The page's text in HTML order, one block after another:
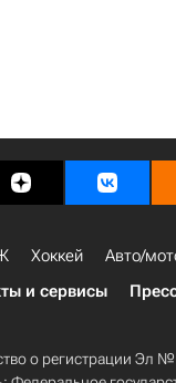
Хоккей Авто/
и сервисы
о регистрации Эл